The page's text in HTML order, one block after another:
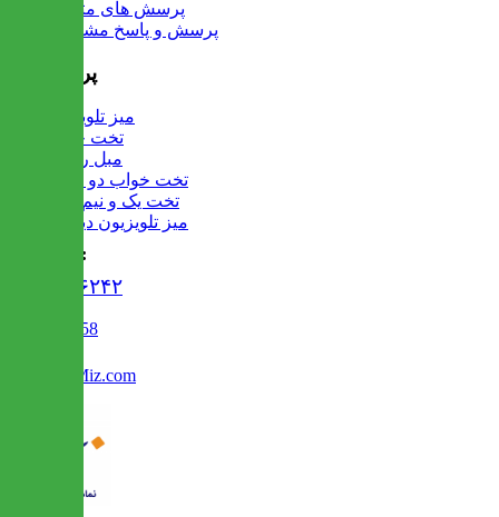
پرسش های متداول
پرسش و پاسخ مشتریان
پرفروش ها
میز تلویزیون
تخت خواب
مبل راحتی
تخت خواب دو طبقه
تخت یک و نیم نفره
میز تلویزیون دیواری
تماس با ما :
۰۲۱۹۱۳۰۶۲۴۲
02122509458
Info@IranMiz.com